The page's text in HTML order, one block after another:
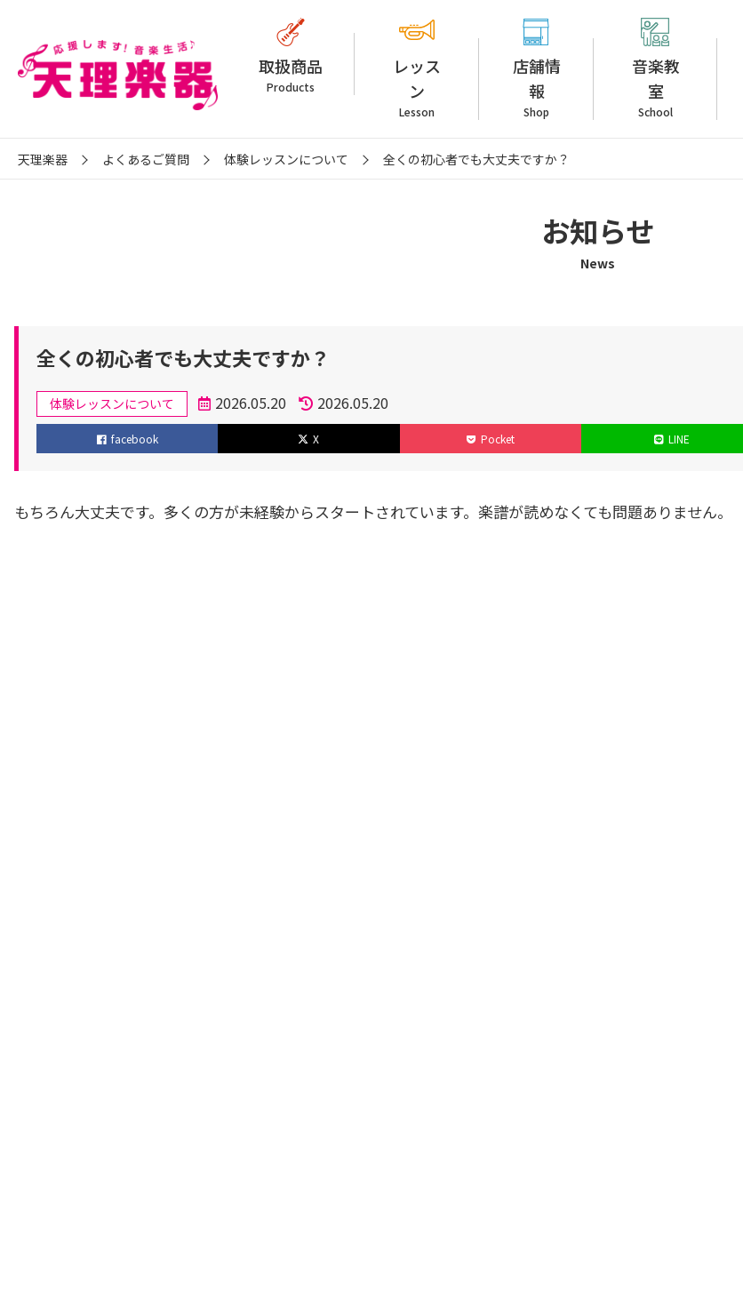
取扱商品
Products
レッス
ン
Lesson
店舗情
報
Shop
音楽教
室
School
天理楽器 よくあるご質問 体験レッスンについて 全くの初心者でも大丈夫ですか？
お知らせ
News
全くの初心者でも大丈夫ですか？
カ
テ
ゴ
ー
体験レッスンについて
投
稿
2026.05.20
更
新
2026.05.20
facebook X Pocket LINE
もちろん大丈夫です。多くの方が未経験からスタートされています。楽譜が読めなくても問題ありません。